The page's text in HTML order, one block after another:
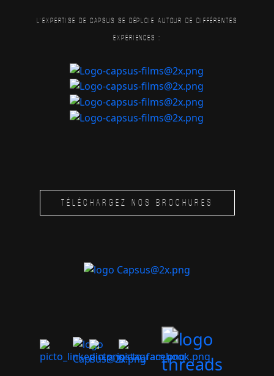
L'EXPERTISE DE CAPSUS SE DÉPLOIE AUTOUR DE DIFFÉRENTES
EXPÉRIENCES :
TÉLÉCHARGEZ NOS BROCHURES